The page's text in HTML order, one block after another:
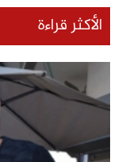
الأكثر قراءة